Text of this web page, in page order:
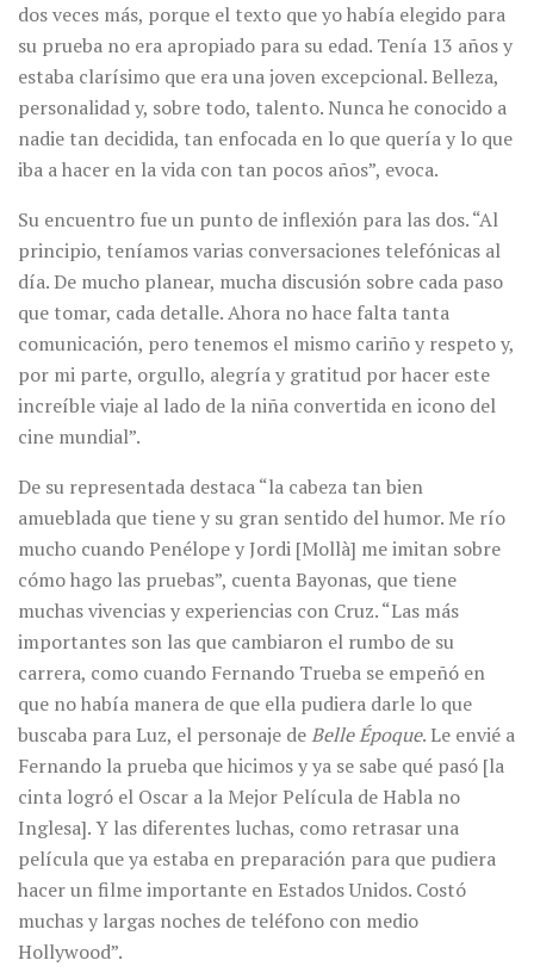
dos veces más, porque el texto que yo había elegido para
su prueba no era apropiado para su edad. Tenía 13 años y
estaba clarísimo que era una joven excepcional. Belleza,
personalidad y, sobre todo, talento. Nunca he conocido a
nadie tan decidida, tan enfocada en lo que quería y lo que
iba a hacer en la vida con tan pocos años”, evoca.
Su encuentro fue un punto de inflexión para las dos. “Al
principio, teníamos varias conversaciones telefónicas al
día. De mucho planear, mucha discusión sobre cada paso
que tomar, cada detalle. Ahora no hace falta tanta
comunicación, pero tenemos el mismo cariño y respeto y,
por mi parte, orgullo, alegría y gratitud por hacer este
increíble viaje al lado de la niña convertida en icono del
cine mundial”.
De su representada destaca “la cabeza tan bien
amueblada que tiene y su gran sentido del humor. Me río
mucho cuando Penélope y Jordi [Mollà] me imitan sobre
cómo hago las pruebas”, cuenta Bayonas, que tiene
muchas vivencias y experiencias con Cruz. “Las más
importantes son las que cambiaron el rumbo de su
carrera, como cuando Fernando Trueba se empeñó en
que no había manera de que ella pudiera darle lo que
buscaba para Luz, el personaje deBelle Époque. Le envié a
Fernando la prueba que hicimos y ya se sabe qué pasó [la
cinta logró el Oscar a la Mejor Película de Habla no
Inglesa]. Y las diferentes luchas, como retrasar una
película que ya estaba en preparación para que pudiera
hacer un filme importante en Estados Unidos. Costó
muchas y largas noches de teléfono con medio
Hollywood”.